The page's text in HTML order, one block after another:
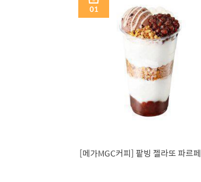
[메가MGC커피] 팥빙 젤라또 파르페